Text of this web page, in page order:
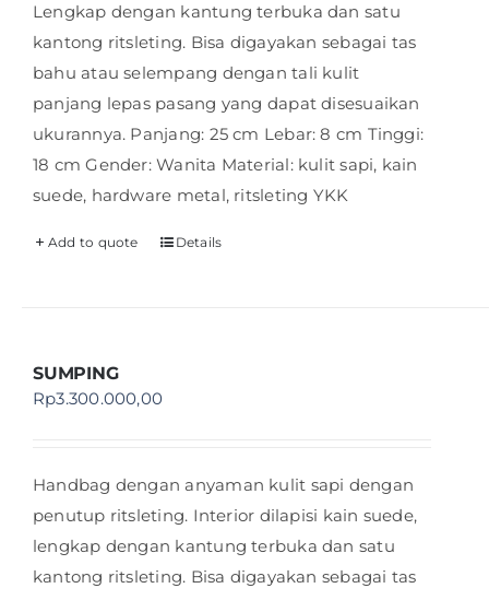
Lengkap dengan kantung terbuka dan satu
kantong ritsleting. Bisa digayakan sebagai tas
bahu atau selempang dengan tali kulit
panjang lepas pasang yang dapat disesuaikan
ukurannya. Panjang: 25 cm Lebar: 8 cm Tinggi:
18 cm Gender: Wanita Material: kulit sapi, kain
suede, hardware metal, ritsleting YKK
Add to quote Details
SUMPING
Rp3.300.000,00
Handbag dengan anyaman kulit sapi dengan
penutup ritsleting. Interior dilapisi kain suede,
lengkap dengan kantung terbuka dan satu
kantong ritsleting. Bisa digayakan sebagai tas